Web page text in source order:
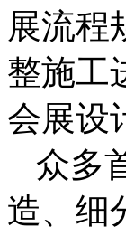
展流程
整施工
会展设
众多
造、细